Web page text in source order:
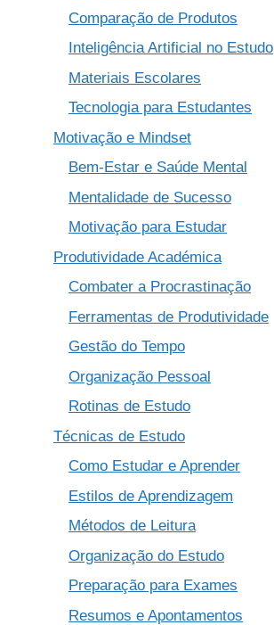
Comparação de Produtos
Inteligência Artificial no Estudo
Materiais Escolares
Tecnologia para Estudantes
Motivação e Mindset
Bem-Estar e Saúde Mental
Mentalidade de Sucesso
Motivação para Estudar
Produtividade Académica
Combater a Procrastinação
Ferramentas de Produtividade
Gestão do Tempo
Organização Pessoal
Rotinas de Estudo
Técnicas de Estudo
Como Estudar e Aprender
Estilos de Aprendizagem
Métodos de Leitura
Organização do Estudo
Preparação para Exames
Resumos e Apontamentos